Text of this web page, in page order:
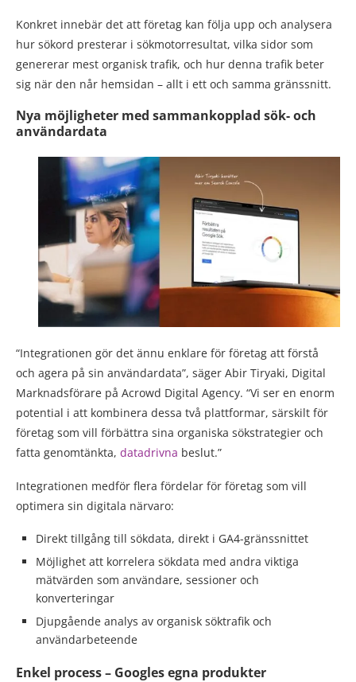
Konkret innebär det att företag kan följa upp och analysera
hur sökord presterar i sökmotorresultat, vilka sidor som
genererar mest organisk trafik, och hur denna trafik beter
sig när den når hemsidan – allt i ett och samma gränssnitt.
Nya möjligheter med sammankopplad sök- och
användardata
“Integrationen gör det ännu enklare för företag att förstå
och agera på sin användardata”, säger Abir Tiryaki, Digital
Marknadsförare på Acrowd Digital Agency. “Vi ser en enorm
potential i att kombinera dessa två plattformar, särskilt för
företag som vill förbättra sina organiska sökstrategier och
fatta genomtänkta, datadrivna beslut.”
Integrationen medför flera fördelar för företag som vill
optimera sin digitala närvaro:
Direkt tillgång till sökdata, direkt i GA4-gränssnittet
Möjlighet att korrelera sökdata med andra viktiga
mätvärden som användare, sessioner och
konverteringar
Djupgående analys av organisk söktrafik och
användarbeteende
Enkel process – Googles egna produkter